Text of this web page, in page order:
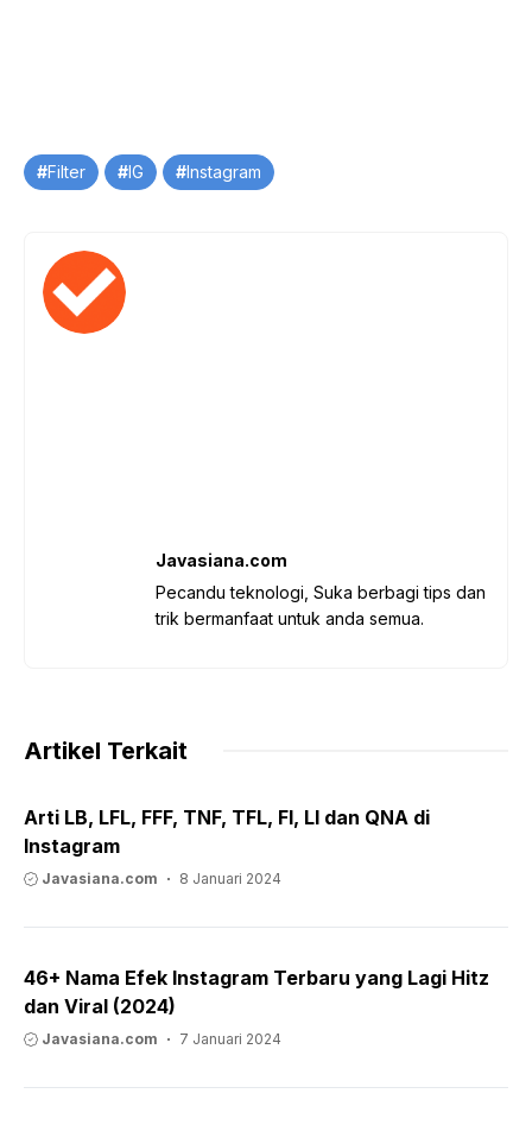
TagFilter IG Instagram
Javasiana.com
Pecandu teknologi, Suka berbagi tips dan
trik bermanfaat untuk anda semua.
Artikel Terkait
Arti LB, LFL, FFF, TNF, TFL, FI, LI dan QNA di
Instagram
Javasiana.com 8 Januari 2024
46+ Nama Efek Instagram Terbaru yang Lagi Hitz
dan Viral (2024)
Javasiana.com 7 Januari 2024